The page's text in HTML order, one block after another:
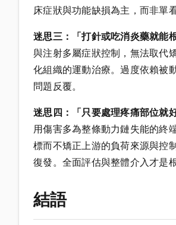
床症狀與功能缺損為主，而非單
迷思三：「打針或吃消炎藥就能
與注射多屬症狀控制，無法取代
化組織的運動治療。過度依賴被
問題反覆。
迷思四：「只要處理疼痛部位就
用傷害多為整條動力鏈失能的終
標而不矯正上游的負荷來源與控
復發。全面評估與整體介入才是
結語